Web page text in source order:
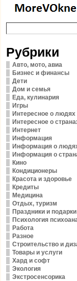
Рубрики
Авто, мото, авиа
Бизнес и финансы
Дети
Дом и семья
Еда, кулинария
Игры
Интересное о людях
Интересное о
Интернет
Информация
Информация о
Информация о
Кино
Кондиционеры
Красота и здоровье
Кредиты
Медицина
Отдых, туризм
Праздники и подарки
Психология
Работа
Разное
Строительство и
Товары и услуги
Хард и софт
Экология
Экстросенсорика